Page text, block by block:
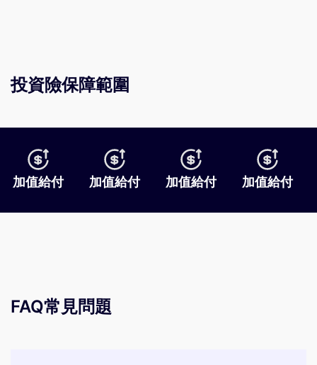
投資險保障範圍
加值給付 加值給付 加值給付 加值給付
FAQ常見問題